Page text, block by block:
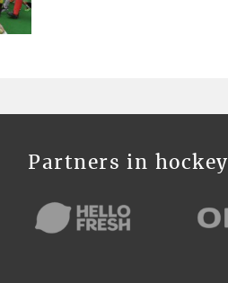
Partners in hockey